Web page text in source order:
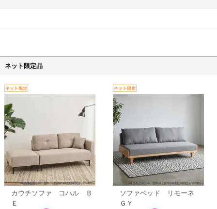
ネット限定品
カウチソファ コハル Ｂ
Ｅ
ソファベッド リモーネ
ＧＹ